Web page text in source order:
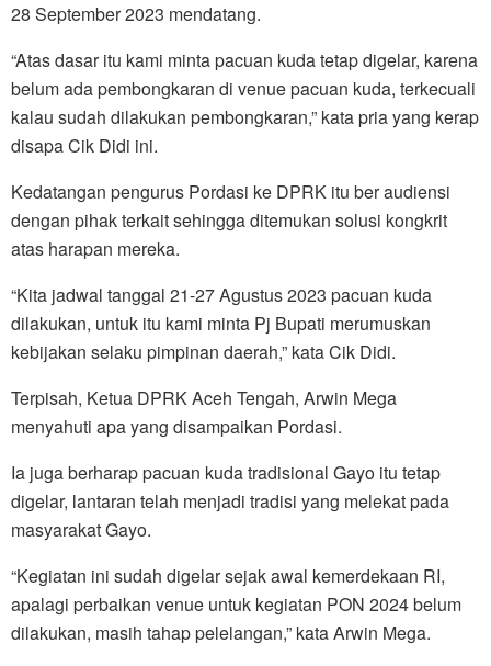
28 September 2023 mendatang.
“Atas dasar itu kami minta pacuan kuda tetap digelar, karena
belum ada pembongkaran di venue pacuan kuda, terkecuali
kalau sudah dilakukan pembongkaran,” kata pria yang kerap
disapa Cik Didi ini.
Kedatangan pengurus Pordasi ke DPRK itu ber audiensi
dengan pihak terkait sehingga ditemukan solusi kongkrit
atas harapan mereka.
“Kita jadwal tanggal 21-27 Agustus 2023 pacuan kuda
dilakukan, untuk itu kami minta Pj Bupati merumuskan
kebijakan selaku pimpinan daerah,” kata Cik Didi.
Terpisah, Ketua DPRK Aceh Tengah, Arwin Mega
menyahuti apa yang disampaikan Pordasi.
Ia juga berharap pacuan kuda tradisional Gayo itu tetap
digelar, lantaran telah menjadi tradisi yang melekat pada
masyarakat Gayo.
“Kegiatan ini sudah digelar sejak awal kemerdekaan RI,
apalagi perbaikan venue untuk kegiatan PON 2024 belum
dilakukan, masih tahap pelelangan,” kata Arwin Mega.